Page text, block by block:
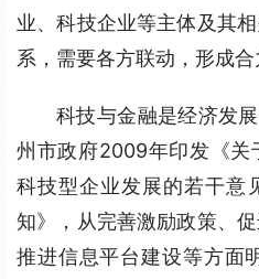
业、科技企业等主体及其
系，需要各方联动，形成合
科技与金融是经济发
州市政府2009年印发《关
科技型企业发展的若干意
知》，从完善激励政策、
推进信息平台建设等方面